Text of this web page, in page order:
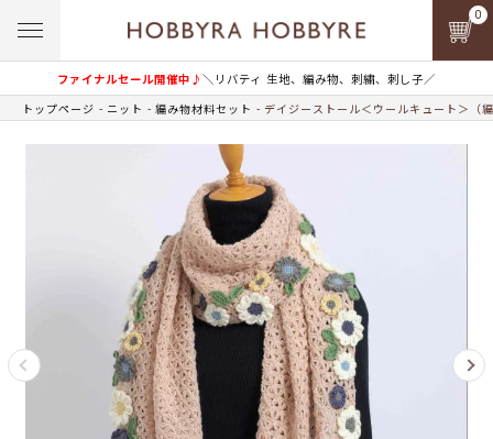
ファイナルセール開催中♪＼リバティ 生地、編み物、刺繍、刺し子／
0
トップページ ニット 編み物材料セット デイジーストール＜ウールキュート＞（